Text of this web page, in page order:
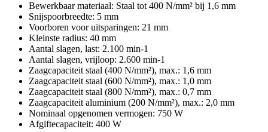
Bewerkbaar materiaal: Staal tot 400 N/mm² bij 1,6 mm
Snijspoorbreedte: 5 mm
Voorboren voor uitsparingen: 21 mm
Kleinste radius: 40 mm
Aantal slagen, last: 2.100 min-1
Aantal slagen, vrijloop: 2.600 min-1
Zaagcapaciteit staal (400 N/mm²), max.: 1,6 mm
Zaagcapaciteit staal (600 N/mm²), max.: 1,0 mm
Zaagcapaciteit staal (800 N/mm²), max.: 0,7 mm
Zaagcapaciteit aluminium (200 N/mm²), max.: 2,0 mm
Nominaal opgenomen vermogen: 750 W
Afgiftecapaciteit: 400 W